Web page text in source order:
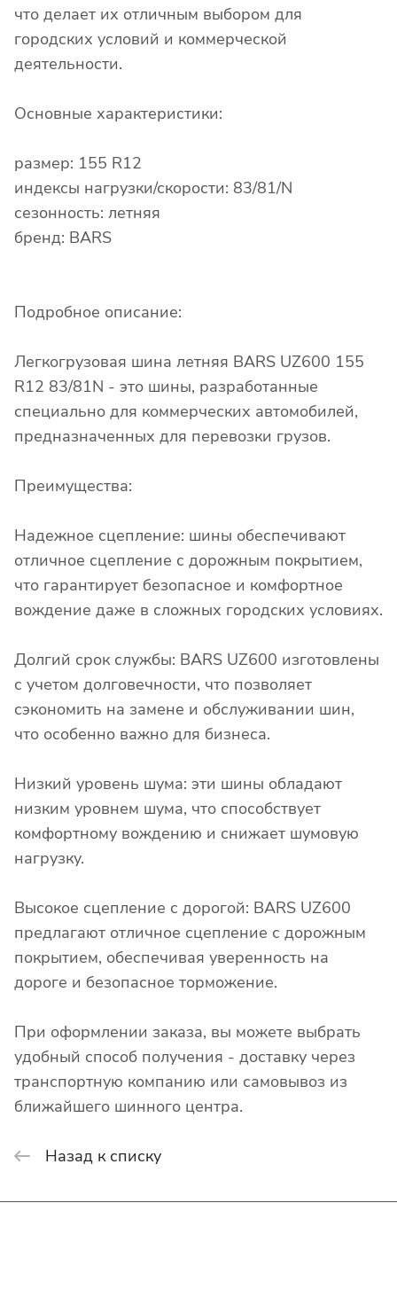
что делает их отличным выбором для
городских условий и коммерческой
деятельности.
Основные характеристики:
размер: 155 R12
индексы нагрузки/скорости: 83/81/N
сезонность: летняя
бренд: BARS
Подробное описание:
Легкогрузовая шина летняя BARS UZ600 155
R12 83/81N - это шины, разработанные
специально для коммерческих автомобилей,
предназначенных для перевозки грузов.
Преимущества:
Надежное сцепление: шины обеспечивают
отличное сцепление с дорожным покрытием,
что гарантирует безопасное и комфортное
вождение даже в сложных городских условиях.
Долгий срок службы: BARS UZ600 изготовлены
с учетом долговечности, что позволяет
сэкономить на замене и обслуживании шин,
что особенно важно для бизнеса.
Низкий уровень шума: эти шины обладают
низким уровнем шума, что способствует
комфортному вождению и снижает шумовую
нагрузку.
Высокое сцепление с дорогой: BARS UZ600
предлагают отличное сцепление с дорожным
покрытием, обеспечивая уверенность на
дороге и безопасное торможение.
При оформлении заказа, вы можете выбрать
удобный способ получения - доставку через
транспортную компанию или самовывоз из
ближайшего шинного центра.
Назад к списку